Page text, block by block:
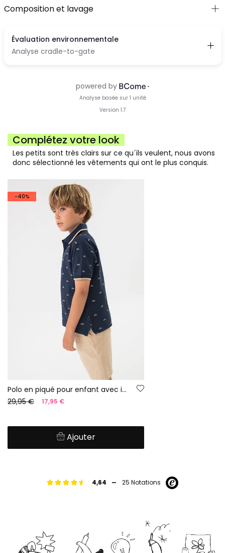
Composition et lavage
Complétez votre look
Les petits sont très clairs sur ce qu´ils veulent, nous avons
donc sélectionné les vêtements qui ont le plus conquis.
-40%
Polo en piqué pour enfant avec imprimé en bleu marine
29,95 €
17,95 €
Ajouter
4,64 - 25 Notations